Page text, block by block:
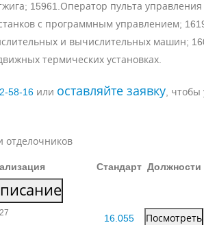
15961.Оператор пульта
с программным управлением;
и вычислительных машин;
термических установках.
или оставляйте заявку, чтобы
отделочников
Стандарт Должности
16.055 Посмотреть